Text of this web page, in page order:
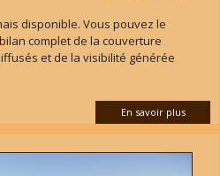
disponible. Vous pouvez le
complet de la couverture
et de la visibilité générée
En savoir plus